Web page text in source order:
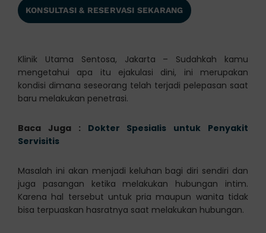
KONSULTASI & RESERVASI SEKARANG
Klinik Utama Sentosa, Jakarta – Sudahkah kamu
mengetahui apa itu ejakulasi dini, ini merupakan
kondisi dimana seseorang telah terjadi pelepasan saat
baru melakukan penetrasi.
Baca Juga : Dokter Spesialis untuk Penyakit
Servisitis
Masalah ini akan menjadi keluhan bagi diri sendiri dan
juga pasangan ketika melakukan hubungan intim.
Karena hal tersebut untuk pria maupun wanita tidak
bisa terpuaskan hasratnya saat melakukan hubungan.